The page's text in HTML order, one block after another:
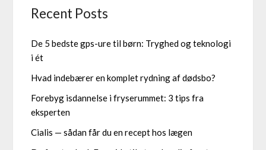
Recent Posts
De 5 bedste gps-ure til børn: Tryghed og teknologi
i ét
Hvad indebærer en komplet rydning af dødsbo?
Forebyg isdannelse i fryserummet: 3 tips fra
eksperten
Cialis — sådan får du en recept hos lægen